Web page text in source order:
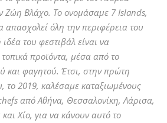
Ζώη Βλάχο. Το ονομάσαμε 7 Islands,
απασχολεί όλη την περιφέρεια του
ιδέα του φεστιβάλ είναι να
προϊόντα, μέσα από το
και φαγητού. Έτσι, στην πρώτη
το 2019, καλέσαμε καταξιωμένους
από Αθήνα, Θεσσαλονίκη, Λάρισα,
Χίο, για να κάνουν αυτό το